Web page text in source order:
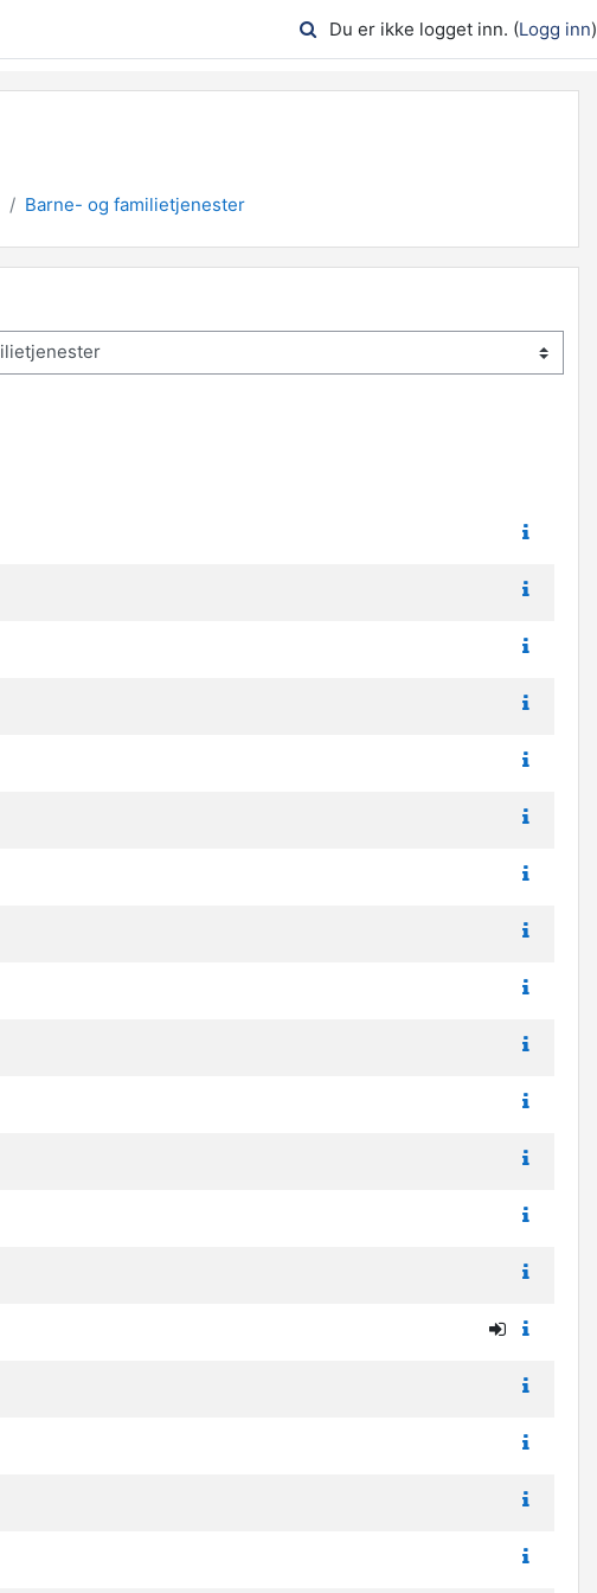
Du er ikke logget inn. (Logg inn)
Barne- og familietjenester